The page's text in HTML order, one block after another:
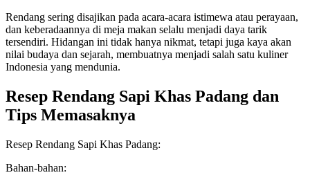
Rendang sering disajikan pada acara-acara istimewa atau perayaan,
dan keberadaannya di meja makan selalu menjadi daya tarik
tersendiri. Hidangan ini tidak hanya nikmat, tetapi juga kaya akan
nilai budaya dan sejarah, membuatnya menjadi salah satu kuliner
Indonesia yang mendunia.
Resep Rendang Sapi Khas Padang dan
Tips Memasaknya
Resep Rendang Sapi Khas Padang:
Bahan-bahan: